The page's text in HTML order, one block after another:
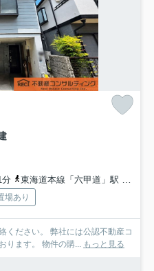
分
東海道本線「六甲道」駅 徒歩12分
場あり
は公認不動産コ
ります。 物件の購...
もっと見る